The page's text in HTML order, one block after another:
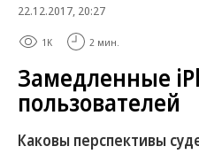
22.12.2017, 20:27
1K 2 мин.
Замедленные
пользователей
Каковы перспективы